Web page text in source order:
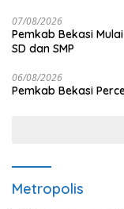
07/08/2026
Pemkab Bekasi
SD dan SMP
06/08/2026
Pemkab Bekasi
Metropolis